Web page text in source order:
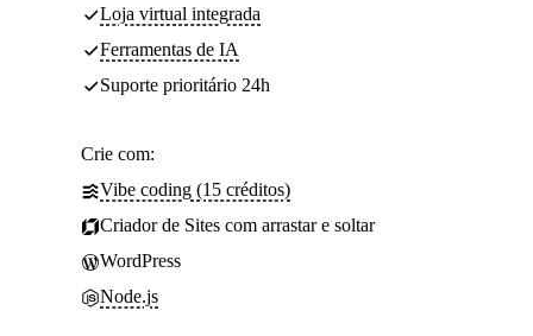
Loja virtual integrada
Ferramentas de IA
Suporte prioritário 24h
Crie com:
Vibe coding (15 créditos)
Criador de Sites com arrastar e soltar
WordPress
Node.js